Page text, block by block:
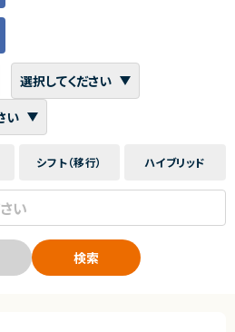
シフト（移行） ハイブリッド
検索